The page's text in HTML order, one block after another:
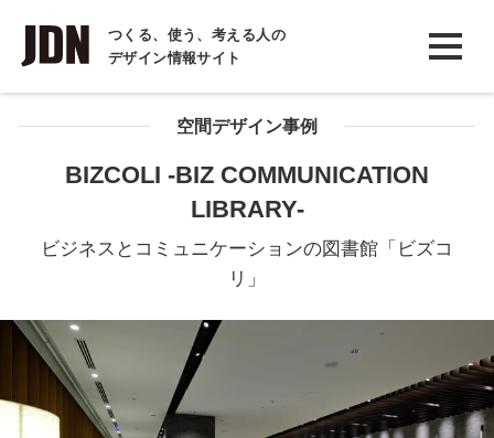
つくる、使う、考える人の
デザイン情報サイト
INTERVIEW
インタビュー
REPORT
コラム
空間デザイン事例
BIZCOLI -BIZ COMMUNICATION
LIBRARY-
ビジネスとコミュニケーションの図書館「ビズコ
リ」